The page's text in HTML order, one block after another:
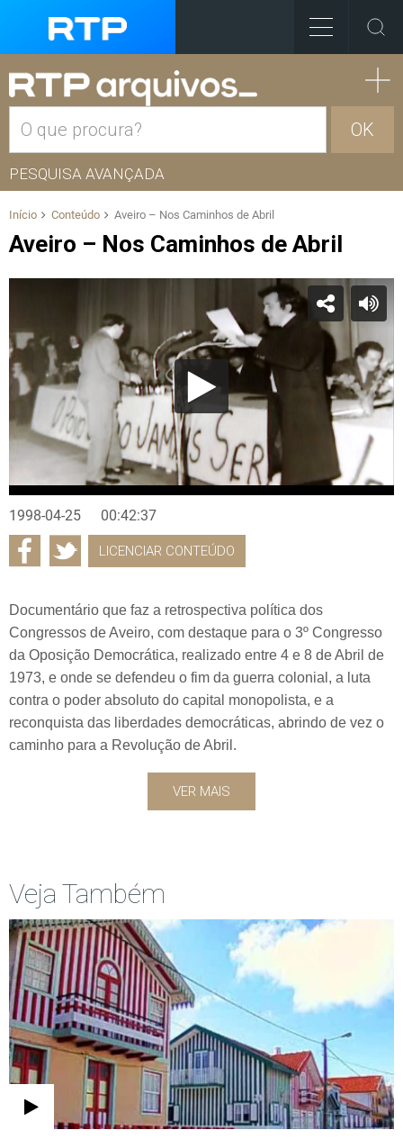
OK
PESQUISA AVANÇADA
Início Conteúdo Aveiro – Nos Caminhos de Abril
Aveiro – Nos Caminhos de Abril
1998-04-25 00:42:37
LICENCIAR CONTEÚDO
Documentário que faz a retrospectiva política dos
Congressos de Aveiro, com destaque para o 3º Congresso
da Oposição Democrática, realizado entre 4 e 8 de Abril de
1973, e onde se defendeu o fim da guerra colonial, a luta
contra o poder absoluto do capital monopolista, e a
reconquista das liberdades democráticas, abrindo de vez o
caminho para a Revolução de Abril.
VER MAIS
Veja Também